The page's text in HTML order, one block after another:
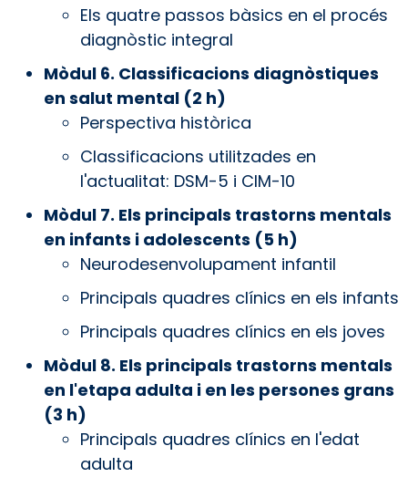
Els quatre passos bàsics en el procés
diagnòstic integral
Mòdul 6. Classificacions diagnòstiques
en salut mental (2 h)
Perspectiva històrica
Classificacions utilitzades en
l'actualitat: DSM-5 i CIM-10
Mòdul 7. Els principals trastorns mentals
en infants i adolescents (5 h)
Neurodesenvolupament infantil
Principals quadres clínics en els infants
Principals quadres clínics en els joves
Mòdul 8. Els principals trastorns mentals
en l'etapa adulta i en les persones grans
(3 h)
Principals quadres clínics en l'edat
adulta